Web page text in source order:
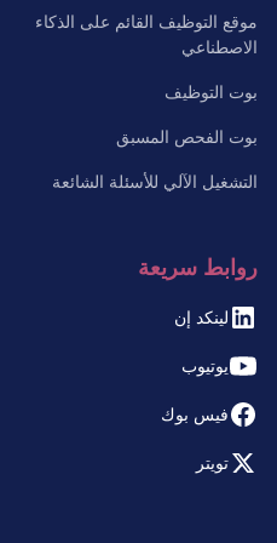
موقع التوظيف القائم على الذكاء
الاصطناعي
بوت التوظيف
بوت الفحص المسبق
التشغيل الآلي للأسئلة الشائعة
روابط سريعة
لينكد إن
يوتيوب
فيس بوك
تويتر